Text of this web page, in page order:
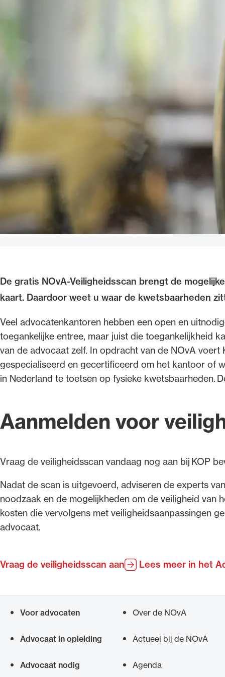
De gratis NOvA-Veiligheidsscan brengt de
kaart. Daardoor weet u waar de kwetsbaarheden
Veel advocatenkantoren hebben een open en
toegankelijke entree, maar juist die toegankelijkheid
van de advocaat zelf. In opdracht van de NOvA voert
gespecialiseerd en gecertificeerd om het kantoor of
in Nederland te toetsen op fysieke kwetsbaarheden.
Aanmelden voor
Vraag de veiligheidsscan vandaag nog aan bij KOP
Nadat de scan is uitgevoerd, adviseren de experts
noodzaak en de mogelijkheden om de veiligheid van
kosten die vervolgens met veiligheidsaanpassingen
advocaat.
Vraag de veiligheidsscan aan Lees meer in het
Snel navigeren naar
Voor advocaten
Advocaat in opleiding
Advocaat nodig
Over de NOvA
Actueel bij de NOvA
Agenda
Alle wet- en regelgeving voor
Advocatenwet tot de
(Voda) en de Regeling op de